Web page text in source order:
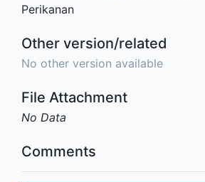
Perikanan
Other version/related
No other version available
File Attachment
No Data
Comments